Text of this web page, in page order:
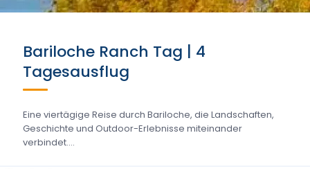
Bariloche Ranch Tag | 4
Tagesausflug
Eine viertägige Reise durch Bariloche, die Landschaften,
Geschichte und Outdoor-Erlebnisse miteinander
verbindet....